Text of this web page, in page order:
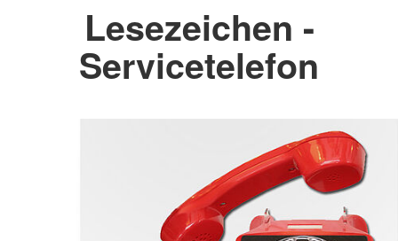
Lesezeichen -
Servicetelefon